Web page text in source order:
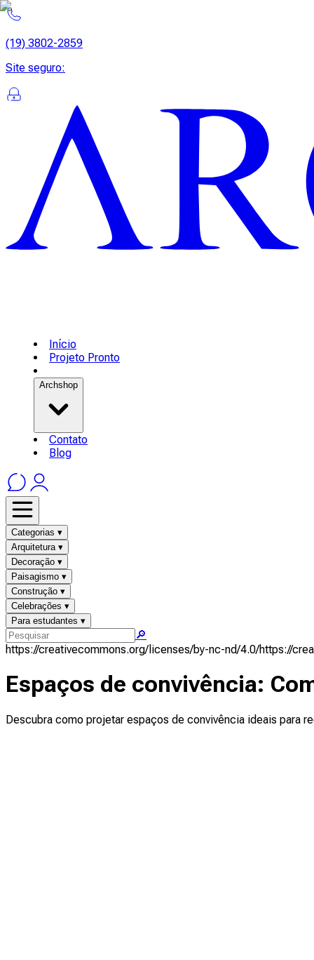
(19) 3802-2859
Site seguro:
Início
Projeto Pronto
Archshop
Contato
Blog
Categorias ▾
Arquitetura ▾
Decoração ▾
Paisagismo ▾
Construção ▾
Celebrações ▾
Para estudantes ▾
🔎
https://creativecommons.org/licenses/by-nc-nd/4.0/https://
Espaços de convivência:
Descubra como projetar espaços de convivência ideais para